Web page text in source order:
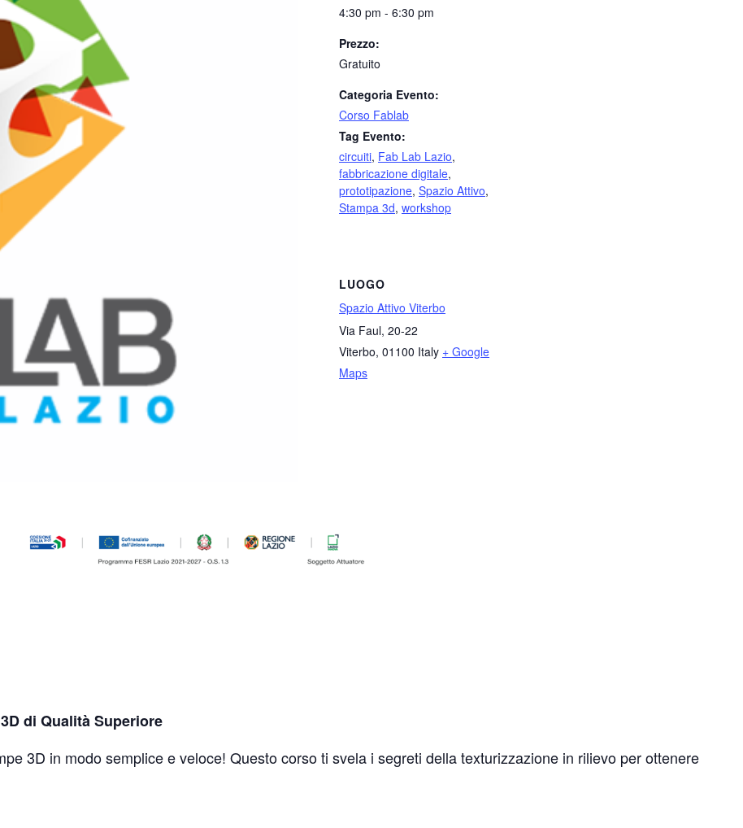
4:30 pm - 6:30 pm
Prezzo:
Gratuito
Categoria Evento:
Corso Fablab
Tag Evento:
circuiti, Fab Lab Lazio,
fabbricazione digitale,
prototipazione, Spazio Attivo,
Stampa 3d, workshop
LUOGO
Spazio Attivo Viterbo
Via Faul, 20-22
Viterbo, 01100 Italy + Google
Maps
di Qualità Superiore
3D in modo semplice e veloce! Questo corso ti svela i segreti della texturizzazione in rilievo per ottenere